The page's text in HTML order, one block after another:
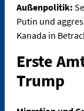
Außenpolitik:
Putin und
Kanada in
Erste
Trump